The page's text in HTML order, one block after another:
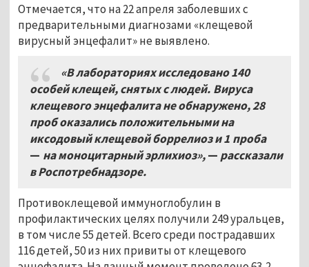
Отмечается, что на 22 апреля заболевших с
предварительными диагнозами «клещевой
вирусный энцефалит» не выявлено.
«В лабораториях исследовано 140
особей клещей, снятых с людей. Вируса
клещевого энцефалита не обнаружено, 28
проб оказались положительными на
иксодовый клещевой боррелиоз и 1 проба
— на моноцитарный эрлихиоз»,— рассказали
в Роспотребнадзоре.
Противоклещевой иммуноглобулин в
профилактических целях получили 249 уральцев,
в том числе 55 детей. Всего среди пострадавших
116 детей, 50 из них привиты от клещевого